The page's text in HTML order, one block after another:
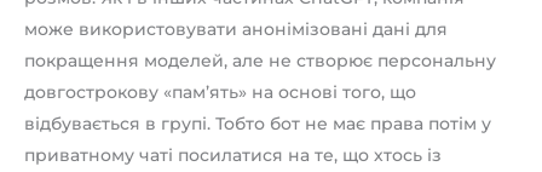
може використовувати анонімізовані дані для
покращення моделей, але не створює персональну
довгострокову «пам’ять» на основі того, що
відбувається в групі. Тобто бот не має права потім у
приватному чаті посилатися на те, що хтось із